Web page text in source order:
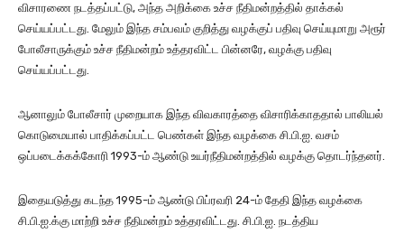
விசாரணை நடத்தப்பட்டு, அந்த அறிக்கை உச்ச நீதிமன்றத்தில் தாக்கல்
செய்யப்பட்டது. மேலும் இந்த சம்பவம் குறித்து வழக்குப் பதிவு செய்யுமாறு அரூர்
போலீசாருக்கும் உச்ச நீதிமன்றம் உத்தரவிட்ட பின்னரே, வழக்கு பதிவு
செய்யப்பட்டது.
ஆனாலும் போலீசார் முறையாக இந்த விவகாரத்தை விசாரிக்காததால் பாலியல்
கொடுமையால் பாதிக்கப்பட்ட பெண்கள் இந்த வழக்கை சி.பி.ஐ. வசம்
ஒப்படைக்கக்கோரி 1993-ம் ஆண்டு உயர்நீதிமன்றத்தில் வழக்கு தொடர்ந்தனர்.
இதையடுத்து கடந்த 1995-ம் ஆண்டு பிப்ரவரி 24-ம் தேதி இந்த வழக்கை
சி.பி.ஐ.க்கு மாற்றி உச்ச நீதிமன்றம் உத்தரவிட்டது. சி.பி.ஐ. நடத்திய